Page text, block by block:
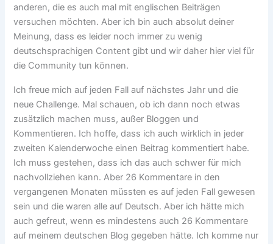
anderen, die es auch mal mit englischen Beiträgen
versuchen möchten. Aber ich bin auch absolut deiner
Meinung, dass es leider noch immer zu wenig
deutschsprachigen Content gibt und wir daher hier viel für
die Community tun können.
Ich freue mich auf jeden Fall auf nächstes Jahr und die
neue Challenge. Mal schauen, ob ich dann noch etwas
zusätzlich machen muss, außer Bloggen und
Kommentieren. Ich hoffe, dass ich auch wirklich in jeder
zweiten Kalenderwoche einen Beitrag kommentiert habe.
Ich muss gestehen, dass ich das auch schwer für mich
nachvollziehen kann. Aber 26 Kommentare in den
vergangenen Monaten müssten es auf jeden Fall gewesen
sein und die waren alle auf Deutsch. Aber ich hätte mich
auch gefreut, wenn es mindestens auch 26 Kommentare
auf meinem deutschen Blog gegeben hätte. Ich komme nur